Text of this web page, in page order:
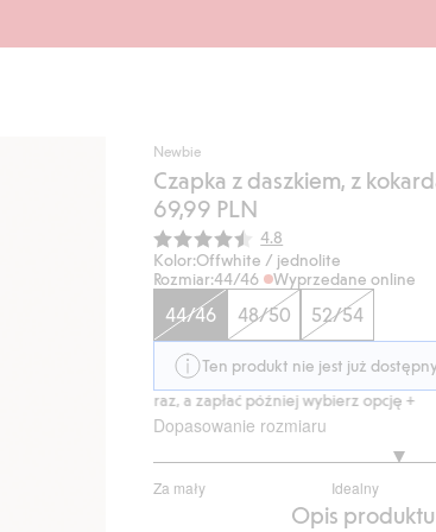
Newbie
Czapka z daszkiem, z
69,99 PLN
Średnia ocena:
4.8
Kolor:Offwhite / jednolite
Rozmiar:44/46 Wyprzedane online
44/46 48/50 52/54
Ten produkt nie jest już
Kup teraz, a zapłać później wybierz opcję +
Dopasowanie rozmiaru
Za mały Idealny
na
Opis produktu